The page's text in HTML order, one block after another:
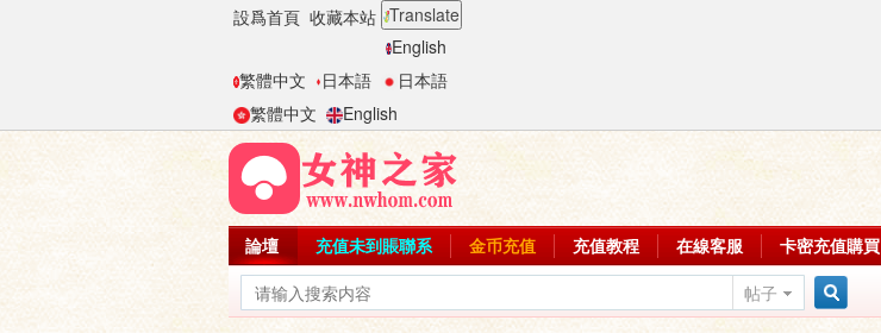
設爲首頁 收藏本站 Translate
English
繁體中文
日本語
日本語
繁體中文
English
論壇 充值未到賬聯系 金币充值 充值教程 在線客服 卡密充值購買
帖子